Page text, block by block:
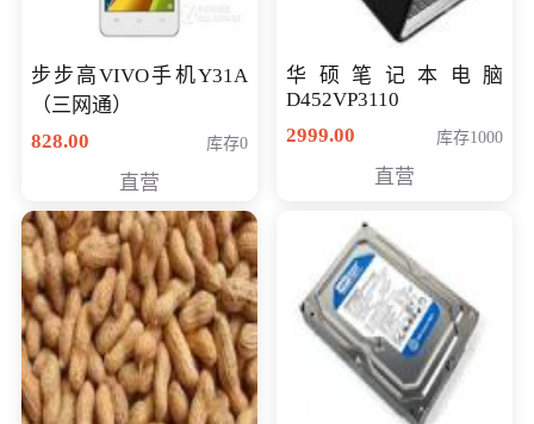
步步高VIVO手机Y31A
（三网通）
828.00
库存0
直营
华硕笔记本电脑
D452VP3110
2999.00
库存1000
直营